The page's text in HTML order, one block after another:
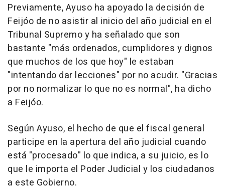
Previamente, Ayuso ha apoyado la decisión de
Feijóo de no asistir al inicio del año judicial en el
Tribunal Supremo y ha señalado que son
bastante "más ordenados, cumplidores y dignos
que muchos de los que hoy" le estaban
"intentando dar lecciones" por no acudir. "Gracias
por no normalizar lo que no es normal", ha dicho
a Feijóo.
Según Ayuso, el hecho de que el fiscal general
participe en la apertura del año judicial cuando
está "procesado" lo que indica, a su juicio, es lo
que le importa el Poder Judicial y los ciudadanos
a este Gobierno.